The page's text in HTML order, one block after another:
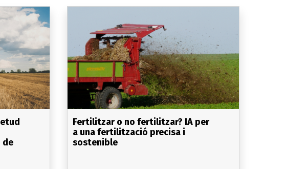
de
Fertilitzar o no fertilitzar? IA per
a una fertilització precisa i
sostenible